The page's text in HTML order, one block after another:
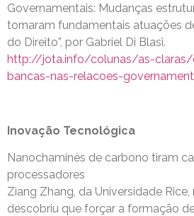
Governamentais: Mudanças
tornaram fundamentais atuações
do Direito”, por Gabriel Di Blasi.
http://jota.info/colunas/as-
bancas-nas-relacoes-
Inovação Tecnológica
Nanochaminés de carbono tiram
processadores
Ziang Zhang, da Universidade Rice,
descobriu que forçar a formação